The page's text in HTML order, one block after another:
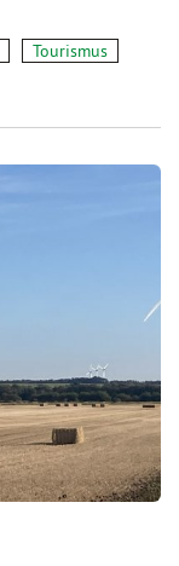
Tourismus